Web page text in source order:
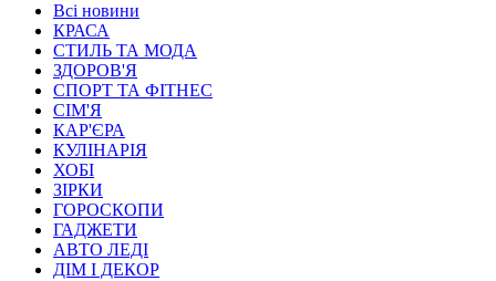
Всі новини
КРАСА
СТИЛЬ ТА МОДА
ЗДОРОВ'Я
СПОРТ ТА ФІТНЕС
СІМ'Я
КАР'ЄРА
КУЛІНАРІЯ
ХОБІ
ЗІРКИ
ГОРОСКОПИ
ГАДЖЕТИ
АВТО ЛЕДІ
ДІМ І ДЕКОР